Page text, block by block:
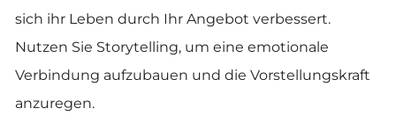
sich ihr Leben durch Ihr Angebot verbessert.
Nutzen Sie Storytelling, um eine emotionale
Verbindung aufzubauen und die Vorstellungskraft
anzuregen.